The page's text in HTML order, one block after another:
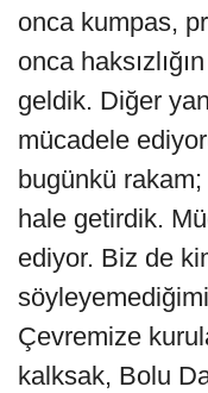
onca kumpas,
onca
geldik. Diğer
mücadele
bugünkü
hale getirdik.
ediyor. Biz de
Çevremize
kalksak, Bolu